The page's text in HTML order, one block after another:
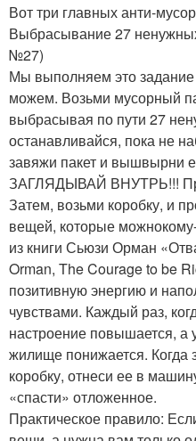
Вот три главных анти-
Выбрасывание 27
№27)
Мы выполняем это задание
можем. Возьми мусорный
выбрасывая по пути 27
останавливайся, пока не
завяжи пакет и вышвырни
ЗАГЛЯДЫВАЙ ВНУТРЬ!!!
Затем, возьми коробку, и
вещей, которые
из книги Сьюзи Орман
Orman, The Courage to be
позитивную энергию и
чувствами. Каждый раз,
настроение повышается, а
жилище понижается. Когда
коробку, отнеси ее в
«спасти» отложенное.
Практическое правило: